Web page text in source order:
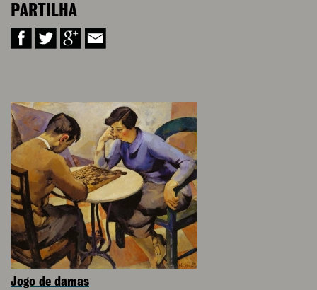
PARTILHA
Jogo de damas